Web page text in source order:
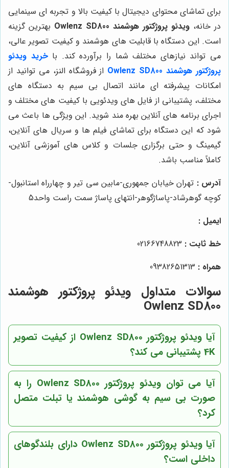
برای تماشای محتوای دیجیتال با کیفیت بالا و تجربه ای سینمایی
در خانه، ویدئو پروژکتور هوشمند Owlenz SD800
بهترین گزینه
است. این دستگاه با قابلیت های هوشمند و کیفیت تصویر عالی،
می تواند نیازهای مختلف شما را برآورده کند. باخرید ویدئو
پروژکتور هوشمند Owlenz SD800
از فروشگاه النز، می توانید از
امکانات پیشرفته ای مانند اتصال بی سیم به دستگاه های
مختلف، پشتیبانی از فایل های ویدئویی با کیفیت های مختلف و
اجرای برنامه های آنلاین بهره مند شوید. این ویژگی ها باعث می
شود که این دستگاه برای تماشای فیلم ها و سریال های آنلاین،
گیمینگ و حتی برگزاری جلسات و کلاس های آموزشی آنلاین،
کاملاً مناسب باشد.
آدرس : تهران خیابان جمهوری-مابین سی تیر و چهارراه استانبول-
کوچه گوهرشاد-پاساژگوهر-انتهای پاساژ سمت راست واحد5
ایمیل :
خط ثابت :
همراه :
سوالات متداول ویدئو پروژکتور هوشمند
Owlenz SD800
آیا ویدئو پروژکتور Owlenz SD800 از کیفیت تصویر
4K پشتیبانی می کند؟
آیا می توان ویدئو پروژکتور Owlenz SD800 را به
صورت بی سیم به گوشی هوشمند یا تبلت متصل
کرد؟
آیا ویدئو پروژکتور Owlenz SD800 دارای بلندگوهای
داخلی است؟